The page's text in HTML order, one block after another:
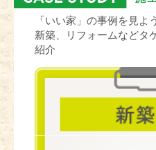
「いい家」の事例を見よ
新築、リフォームなどタ
紹介